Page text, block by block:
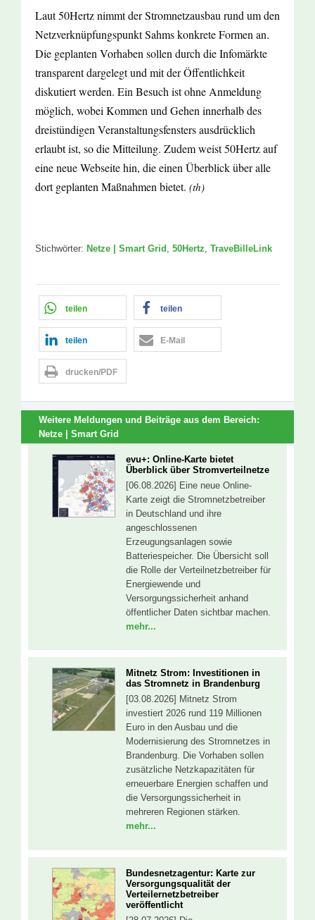
Laut 50Hertz nimmt der Stromnetzausbau rund um den
Netzverknüpfungspunkt Sahms konkrete Formen an.
Die geplanten Vorhaben sollen durch die Infomärkte
transparent dargelegt und mit der Öffentlichkeit
diskutiert werden. Ein Besuch ist ohne Anmeldung
möglich, wobei Kommen und Gehen innerhalb des
dreistündigen Veranstaltungsfensters ausdrücklich
erlaubt ist, so die Mitteilung. Zudem weist 50Hertz auf
eine neue Webseite hin, die einen Überblick über alle
dort geplanten Maßnahmen bietet. (th)
Stichwörter: Netze | Smart Grid , 50Hertz, TraveBilleLink
teilen teilen
teilen E-Mail
drucken/PDF
Weitere Meldungen und Beiträge aus dem Bereich:
Netze | Smart Grid
evu+: Online-Karte bietet
Überblick über Stromverteilnetze
[06.08.2026] Eine neue Online-
Karte zeigt die Stromnetzbetreiber
in Deutschland und ihre
angeschlossenen
Erzeugungsanlagen sowie
Batteriespeicher. Die Übersicht soll
die Rolle der Verteilnetzbetreiber für
Energiewende und
Versorgungssicherheit anhand
öffentlicher Daten sichtbar machen.
mehr...
Mitnetz Strom: Investitionen in
das Stromnetz in Brandenburg
[03.08.2026] Mitnetz Strom
investiert 2026 rund 119 Millionen
Euro in den Ausbau und die
Modernisierung des Stromnetzes in
Brandenburg. Die Vorhaben sollen
zusätzliche Netzkapazitäten für
erneuerbare Energien schaffen und
die Versorgungssicherheit in
mehreren Regionen stärken.
mehr...
Bundesnetzagentur: Kar­te zur
Ver­sor­gungs­qua­li­tät der
Verteilernetzbetreiber
veröffentlicht